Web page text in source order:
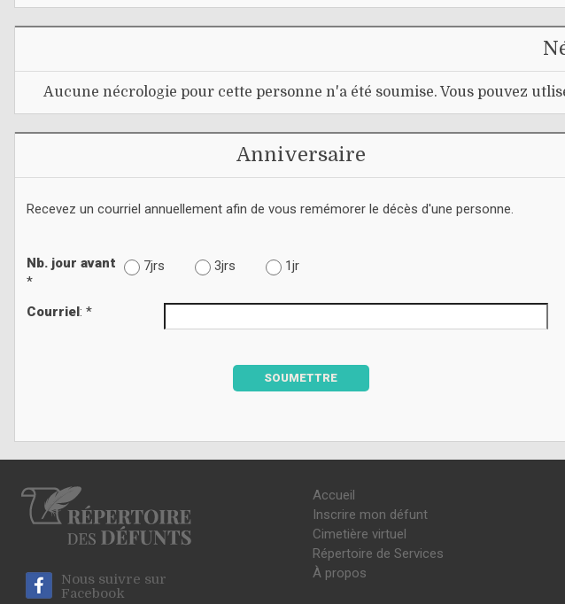
Aucune nécrologie pour cette personne n'a été soumise. Vous pouvez
Anniversaire
Recevez un courriel annuellement afin de vous remémorer le décès d'une personne.
Nb. jour avant
*
7jrs 3jrs 1jr
Courriel: *
SOUMETTRE
Nous suivre sur
Facebook
Accueil
Inscrire mon défunt
Cimetière virtuel
Répertoire de Services
À propos